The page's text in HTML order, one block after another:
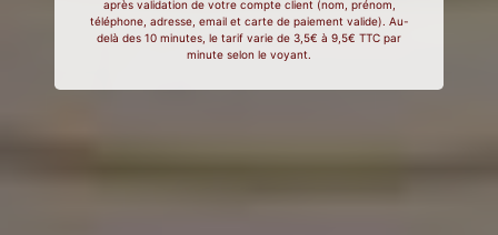
après validation de votre compte client (nom, prénom,
téléphone, adresse, email et carte de paiement valide). Au-
delà des 10 minutes, le tarif varie de 3,5€ à 9,5€ TTC par
minute selon le voyant.